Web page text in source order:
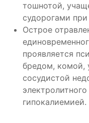
тошнотой,
судорогами
Острое
проявляется
бредом, комой,
сосудистой
гипокалиемией.